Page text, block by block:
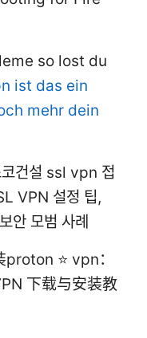
so lost du
ist das ein
mehr dein
건설 ssl vpn 접
VPN 설정 팁,
안 모범 사례
⭐ vpn：
下载与安装教